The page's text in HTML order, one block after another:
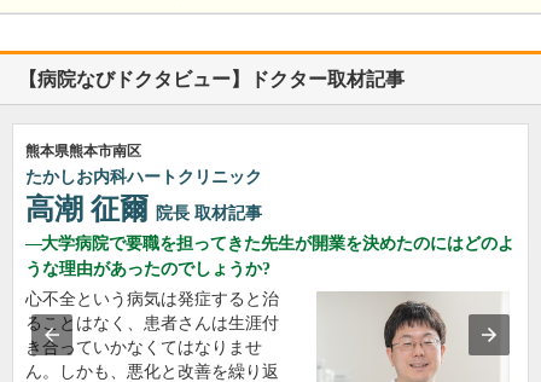
【病院なびドクタビュー】ドクター取材記事
熊本県熊本市南区
たかしお内科ハートクリニック
高潮 征爾 院長 取材記事
大学病院で要職を担ってきた先生が開業を決めたのにはどのよ
うな理由があったのでしょうか?
心不全という病気は発症すると治
ることはなく、患者さんは生涯付
き合っていかなくてはなりませ
ん。しかも、悪化と改善を繰り返